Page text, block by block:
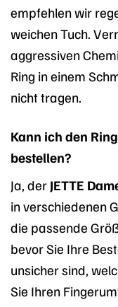
empfehlen wir
weichen Tuch.
aggressiven
Ring in einem
nicht tragen.
Kann ich den
bestellen?
Ja, der JETTE
in verschiedenen
die passende
bevor Sie Ihre
unsicher sind,
Sie Ihren